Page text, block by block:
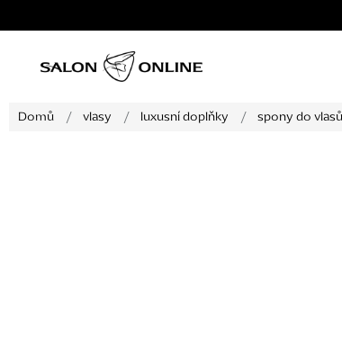
na
Domů
/ vlasy / luxusní doplňky / spony do vlasů